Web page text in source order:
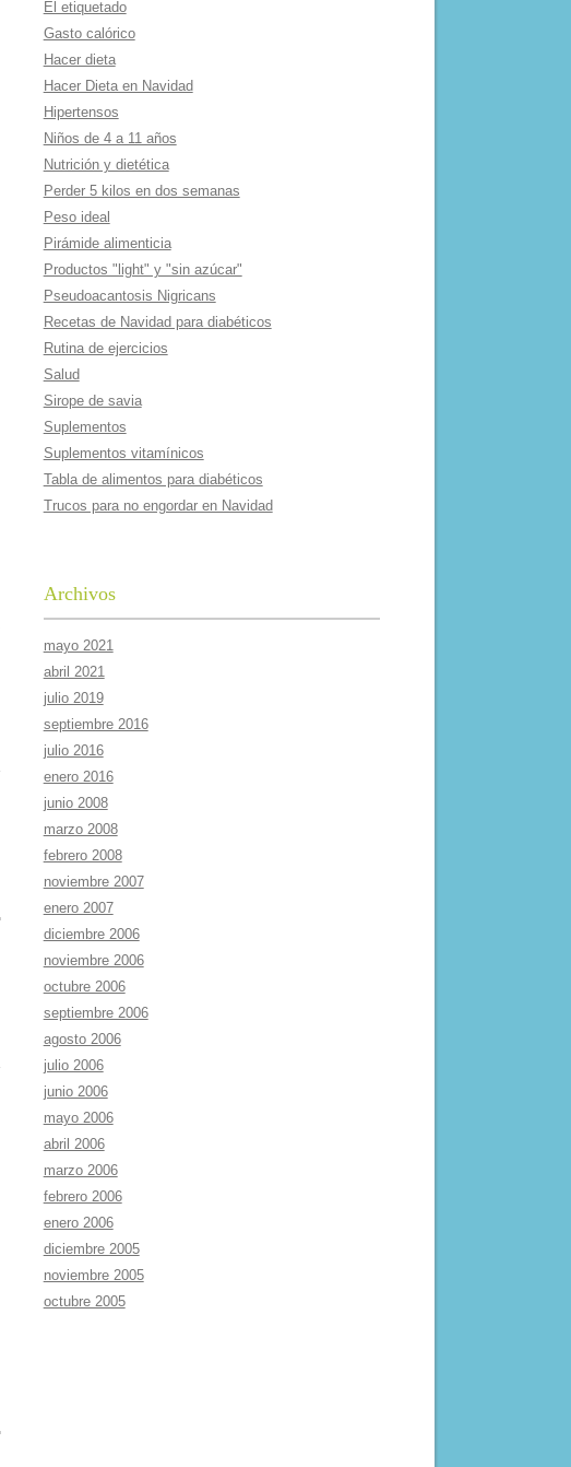
El etiquetado
Gasto calórico
Hacer dieta
Hacer Dieta en Navidad
Hipertensos
Niños de 4 a 11 años
Nutrición y dietética
Perder 5 kilos en dos semanas
Peso ideal
Pirámide alimenticia
Productos "light" y "sin azúcar"
Pseudoacantosis Nigricans
Recetas de Navidad para diabéticos
Rutina de ejercicios
Salud
Sirope de savia
Suplementos
Suplementos vitamí­nicos
Tabla de alimentos para diabéticos
Trucos para no engordar en Navidad
Archivos
mayo 2021
abril 2021
julio 2019
septiembre 2016
julio 2016
enero 2016
junio 2008
marzo 2008
febrero 2008
noviembre 2007
enero 2007
diciembre 2006
noviembre 2006
octubre 2006
septiembre 2006
agosto 2006
julio 2006
junio 2006
mayo 2006
abril 2006
marzo 2006
febrero 2006
enero 2006
diciembre 2005
noviembre 2005
octubre 2005